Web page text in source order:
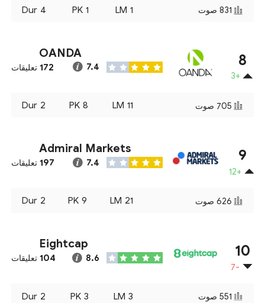
831 صوت 1
LM
1
PK
4
Dur
8
+3
OANDA
7.4
172 تعليقات
705 صوت 11
LM
8
PK
2
Dur
9
+12
Admiral Markets
7.4
197 تعليقات
626 صوت 21
LM
9
PK
2
Dur
10
-7
Eightcap
8.6
104 تعليقات
551 صوت 3
LM
3
PK
2
Dur